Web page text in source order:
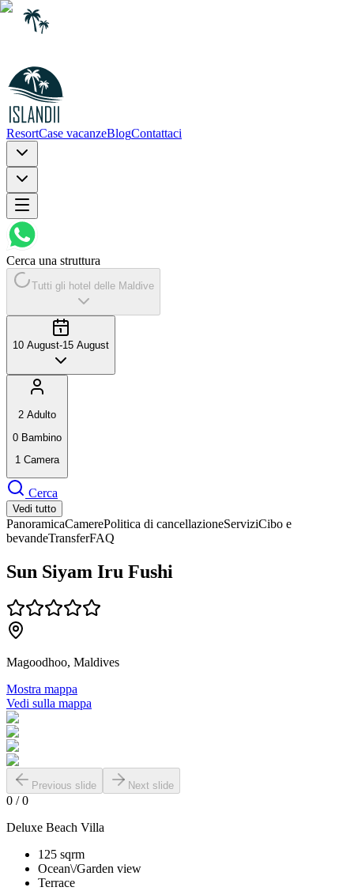
ResortCase vacanzeBlogContattaci
Cerca una struttura
Tutti gli hotel delle Maldive
10 August-15 August
2 Adulto
0 Bambino
1 Camera
Cerca
Vedi tutto
PanoramicaCamerePolitica di cancellazioneServiziCibo e
bevandeTransferFAQ
Sun Siyam Iru Fushi
Magoodhoo, Maldives
Mostra mappa
Vedi sulla mappa
Previous slide Next slide
0 /0
Deluxe Beach Villa
125 sqrm
Ocean\/Garden view
Terrace